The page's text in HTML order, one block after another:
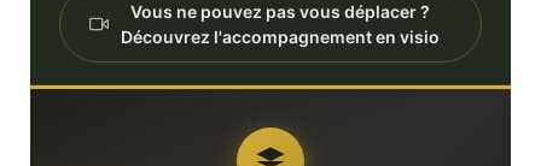
Vous ne pouvez pas vous déplacer ?
Découvrez l'accompagnement en visio